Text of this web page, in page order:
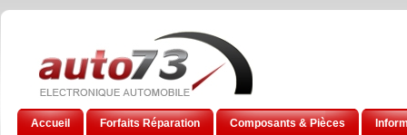
Accueil Forfaits Réparation Composants & Pièces